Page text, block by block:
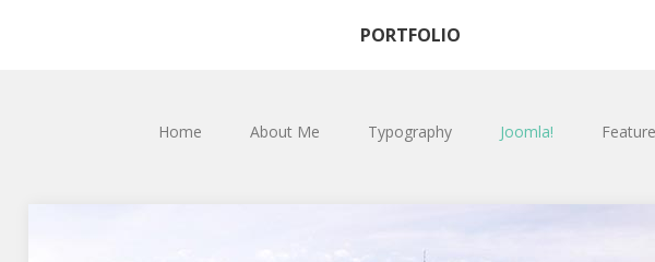
PORTFOLIO
Home About Me Typography Joomla!